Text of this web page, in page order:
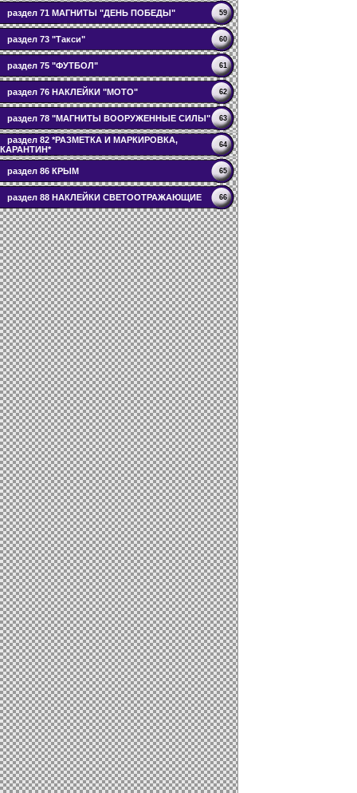
раздел 71 МАГНИТЫ "ДЕНЬ ПОБЕДЫ" 59
раздел 73 "Такси" 60
раздел 75 "ФУТБОЛ" 61
раздел 76 НАКЛЕЙКИ "МОТО" 62
раздел 78 "МАГНИТЫ ВООРУЖЕННЫЕ СИЛЫ" 63
раздел 82 *РАЗМЕТКА И МАРКИРОВКА,
КАРАНТИН*
64
раздел 86 КРЫМ 65
раздел 88 НАКЛЕЙКИ СВЕТООТРАЖАЮЩИЕ 66